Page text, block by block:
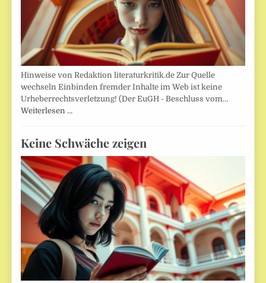
Hinweise von Redaktion literaturkritik.de Zur Quelle
wechseln Einbinden fremder Inhalte im Web ist keine
Urheberrechtsverletzung! (Der EuGH - Beschluss vom…
Weiterlesen …
Keine Schwäche zeigen